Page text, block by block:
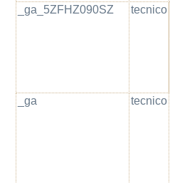
_ga_5ZFHZ090SZ tecnico
_ga tecnico